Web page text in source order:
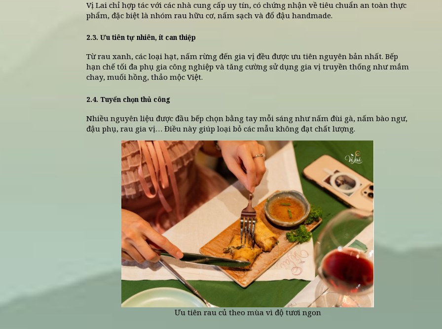
Vị Lai áp dụng quy trình tuyển chọn nghiêm ngặt ngay từ bước đầu
Để đảm bảo mỗi món ăn được phục vụ đều giữ trọn tinh thần chay thanh nhẹ,
đầu bếp Vị Lai áp dụng quy trình tuyển chọn nghiêm ngặt ngay từ bước đầu.
2.1. Chọn theo mùa
Đầu bếp ưu tiên rau củ theo mùa vì độ tươi ngon, tự nhiên và giá trị dinh dưỡng
hơn. Cách làm này cũng hạn chế việc sử dụng chất kích thích sinh trưởng.
2.2. Nguồn gốc rõ ràng
Vị Lai chỉ hợp tác với các nhà cung cấp uy tín, có chứng nhận về tiêu chuẩn an
phẩm, đặc biệt là nhóm rau hữu cơ, nấm sạch và đổ đậu handmade.
2.3. Ưu tiên tự nhiên, ít can thiệp
Từ rau xanh, các loại hạt, nấm rừng đến gia vị đều được ưu tiên nguyên bản